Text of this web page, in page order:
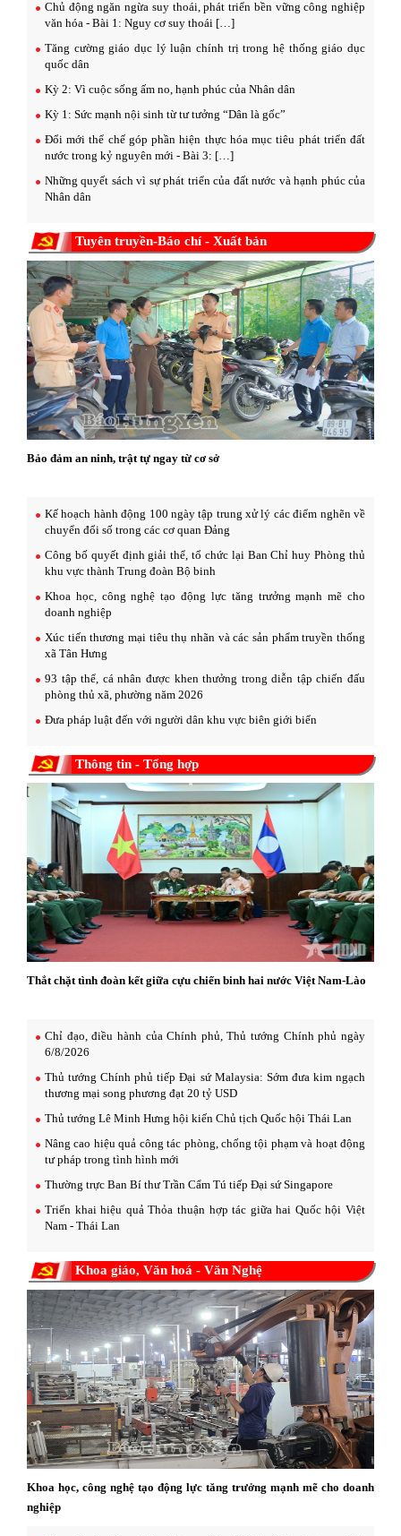
Chủ động ngăn ngừa suy thoái, phát triển bền vững công nghiệp
văn hóa - Bài 1: Nguy cơ suy thoái […]
Tăng cường giáo dục lý luận chính trị trong hệ thống giáo dục
quốc dân
Kỳ 2: Vì cuộc sống ấm no, hạnh phúc của Nhân dân
Kỳ 1: Sức mạnh nội sinh từ tư tưởng “Dân là gốc”
Đổi mới thể chế góp phần hiện thực hóa mục tiêu phát triển đất
nước trong kỷ nguyên mới - Bài 3: […]
Những quyết sách vì sự phát triển của đất nước và hạnh phúc của
Nhân dân
Tuyên truyền-Báo chí - Xuất bản
Bảo đảm an ninh, trật tự ngay từ cơ sở
Kế hoạch hành động 100 ngày tập trung xử lý các điểm nghẽn về
chuyển đổi số trong các cơ quan Đảng
Công bố quyết định giải thể, tổ chức lại Ban Chỉ huy Phòng thủ
khu vực thành Trung đoàn Bộ binh
Khoa học, công nghệ tạo động lực tăng trưởng mạnh mẽ cho
doanh nghiệp
Xúc tiến thương mại tiêu thụ nhãn và các sản phẩm truyền thống
xã Tân Hưng
93 tập thể, cá nhân được khen thưởng trong diễn tập chiến đấu
phòng thủ xã, phường năm 2026
Đưa pháp luật đến với người dân khu vực biên giới biển
Thông tin - Tổng hợp
Thắt chặt tình đoàn kết giữa cựu chiến binh hai nước Việt Nam-Lào
Chỉ đạo, điều hành của Chính phủ, Thủ tướng Chính phủ ngày
6/8/2026
Thủ tướng Chính phủ tiếp Đại sứ Malaysia: Sớm đưa kim ngạch
thương mại song phương đạt 20 tỷ USD
Thủ tướng Lê Minh Hưng hội kiến Chủ tịch Quốc hội Thái Lan
Nâng cao hiệu quả công tác phòng, chống tội phạm và hoạt động
tư pháp trong tình hình mới
Thường trực Ban Bí thư Trần Cẩm Tú tiếp Đại sứ Singapore
Triển khai hiệu quả Thỏa thuận hợp tác giữa hai Quốc hội Việt
Nam - Thái Lan
Khoa giáo, Văn hoá - Văn Nghệ
Khoa học, công nghệ tạo động lực tăng trưởng mạnh mẽ cho doanh
nghiệp